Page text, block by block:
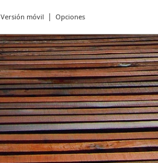
Versión móvil | Opciones